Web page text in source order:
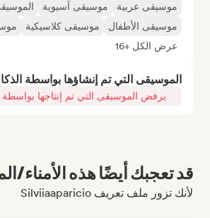
موسيقى عربية موسيقى آسيوية
موسيقى الأطفال
موسيقى كلاسيكية
عرض الكل +16
الموسيقى التي تم إنشاؤها بواسطة
يرفض الموسيقى التي تم إنتاجها بواسطة
قد تعجبك أيضًا هذه الأمناء/
لأنك تزور ملف تعريف Silviiaaparicio